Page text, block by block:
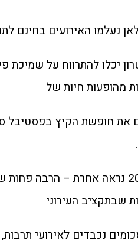
נעלמו האירועים בחינם
יכלו להתרווח על שמיכת
את חופשת הקיץ בפסטיבל
אלא שהקיץ של 2025 נראה אחרת – הרבה
שבתקציב העירוני
אושרו סכומים נכבדים